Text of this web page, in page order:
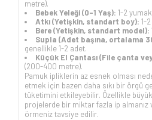
metre).
Bebek Yeleği (0-1 Yaş): 1-2
Atkı (Yetişkin, standart boy): 1-
Bere (Yetişkin, standart model):
Supla (Adet başına, ortalama
genellikle 1-2 adet.
Küçük El Çantası (File çanta
(200-400 metre).
Pamuk ipliklerin az esnek olması
etmek için bazen daha sıkı bir örgü
tüketimini etkileyebilir. Özellikle
projelerde bir miktar fazla ip almanız
örmeniz tavsiye edilir.